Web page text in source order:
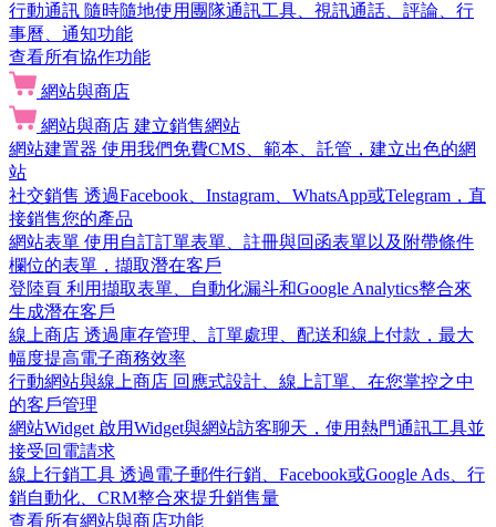
行動通訊 隨時隨地使用團隊通訊工具、視訊通話、評論、行
事曆、通知功能
查看所有協作功能
網站與商店
網站與商店 建立銷售網站
網站建置器 使用我們免費CMS、範本、託管，建立出色的網
站
社交銷售 透過Facebook、Instagram、WhatsApp或Telegram，直
接銷售您的產品
網站表單 使用自訂訂單表單、註冊與回函表單以及附帶條件
欄位的表單，擷取潛在客戶
登陸頁 利用擷取表單、自動化漏斗和Google Analytics整合來
生成潛在客戶
線上商店 透過庫存管理、訂單處理、配送和線上付款，最大
幅度提高電子商務效率
行動網站與線上商店 回應式設計、線上訂單、在您掌控之中
的客戶管理
網站Widget 啟用Widget與網站訪客聊天，使用熱門通訊工具並
接受回電請求
線上行銷工具 透過電子郵件行銷、Facebook或Google Ads、行
銷自動化、CRM整合來提升銷售量
查看所有網站與商店功能